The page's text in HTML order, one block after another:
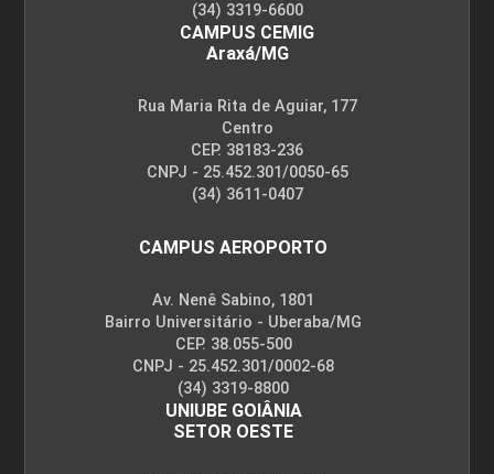
(34) 3319-6600
CAMPUS CEMIG
Araxá/MG
Rua Maria Rita de Aguiar, 177
Centro
CEP. 38183-236
CNPJ - 25.452.301/0050-65
(34) 3611-0407
CAMPUS AEROPORTO
Av. Nenê Sabino, 1801
Bairro Universitário - Uberaba/MG
CEP. 38.055-500
CNPJ - 25.452.301/0002-68
(34) 3319-8800
UNIUBE GOIÂNIA
SETOR OESTE